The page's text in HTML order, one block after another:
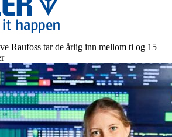
Raufoss tar de årlig inn mellom ti og 15